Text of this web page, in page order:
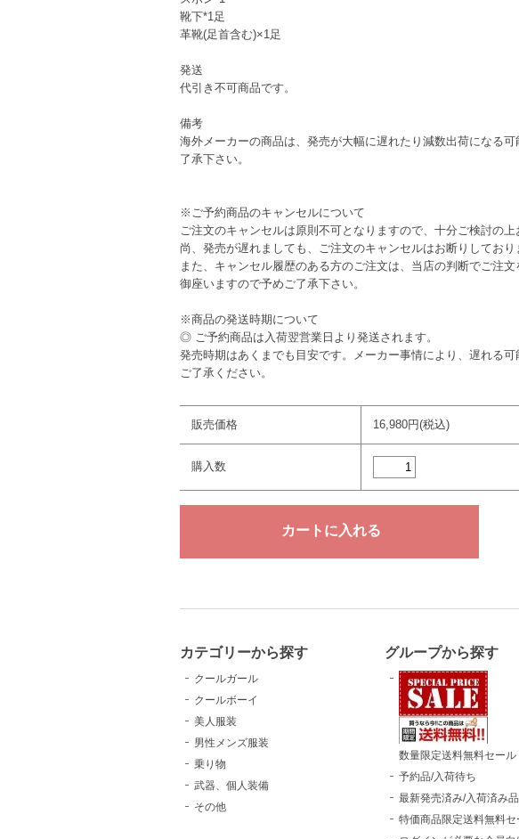
靴下*1足
革靴(足首含む)×1足
発送
代引き不可商品です。
備考
海外メーカーの商品は、発売が大幅に遅れたり減数出荷になる
了承下さい。
※ご予約商品のキャンセルについて
ご注文のキャンセルは原則不可となりますので、十分ご検討の上
尚、発売が遅れましても、ご注文のキャンセルはお断りしてお
また、キャンセル履歴のある方のご注文は、当店の判断でご注
御座いますので予めご了承下さい。
※商品の発送時期について
◎ ご予約商品は入荷翌営業日より発送されます。
発売時期はあくまでも目安です。メーカー事情により、遅れる可
ご了承ください。
販売価格 16,980円(税込)
購入数
カテゴリーから探す
クールガール
クールボーイ
美人服装
男性メンズ服装
乗り物
武器、個人装備
その他
グループから探す
数量限定送料無料セール
予約品/入荷待ち
最新発売済み/入荷済み品
特価商品限定送料無料セ